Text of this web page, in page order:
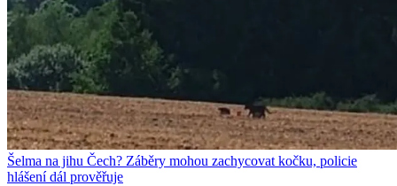
Šelma na jihu Čech? Záběry mohou zachycovat kočku, policie
hlášení dál prověřuje